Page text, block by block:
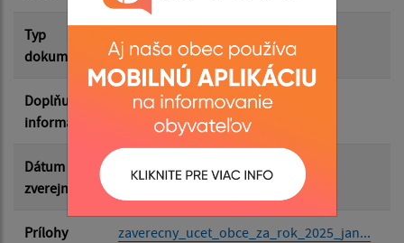
Filtrovať
Typ
dokumentu
Doplňujúce
informácie
Dátum
zverejnenia
03.06.2026
Prílohy
zaverecny_ucet_obce_za_rok_2025_jan...